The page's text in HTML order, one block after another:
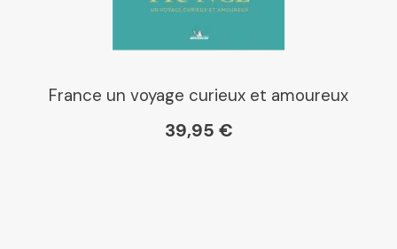
France un voyage curieux et amoureux
39,95 €